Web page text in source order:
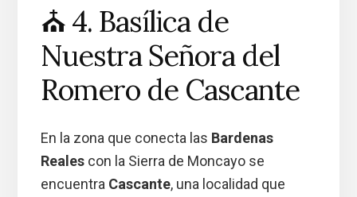
⛪ 4. Basílica de
Nuestra Señora del
Romero de Cascante
En la zona que conecta las Bardenas
Realescon la Sierra de Moncayo se
encuentra Cascante, una localidad que